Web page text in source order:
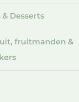
& Desserts
fruitmanden &